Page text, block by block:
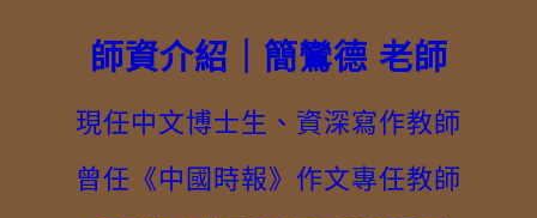
師資介紹｜簡鸞德 老師
現任中文博士生、資深寫作教師
曾任《中國時報》作文專任教師